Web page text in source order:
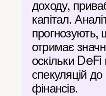
доходу,
капітал.
отримає
оскільки DeFi
спекуляцій
фінансів.